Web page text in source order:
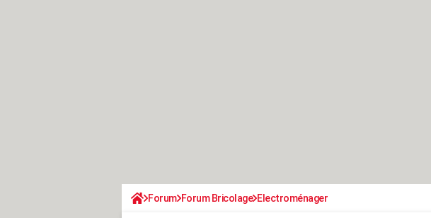
Forum Forum Bricolage Electroménager